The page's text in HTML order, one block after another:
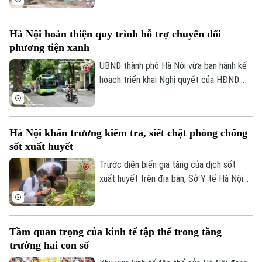
biệt bằng việc đầu tư nâng cấp hệ thống
phòng chống thiên tai trong mùa mưa lũ
2026.
Hà Nội hoàn thiện quy trình hỗ trợ chuyển đổi
phương tiện xanh
UBND thành phố Hà Nội vừa ban hành kế
hoạch triển khai Nghị quyết của HĐND
thời khuyến khích người dân sử dụng giao
Hà Nội khẩn trương kiểm tra, siết chặt phòng chống
sốt xuất huyết
Trước diễn biến gia tăng của dịch sốt
xuất huyết trên địa bàn, Sở Y tế Hà Nội
sẽ thành lập các đoàn kiểm tra, giám sát
Tầm quan trọng của kinh tế tập thể trong tăng
trưởng hai con số